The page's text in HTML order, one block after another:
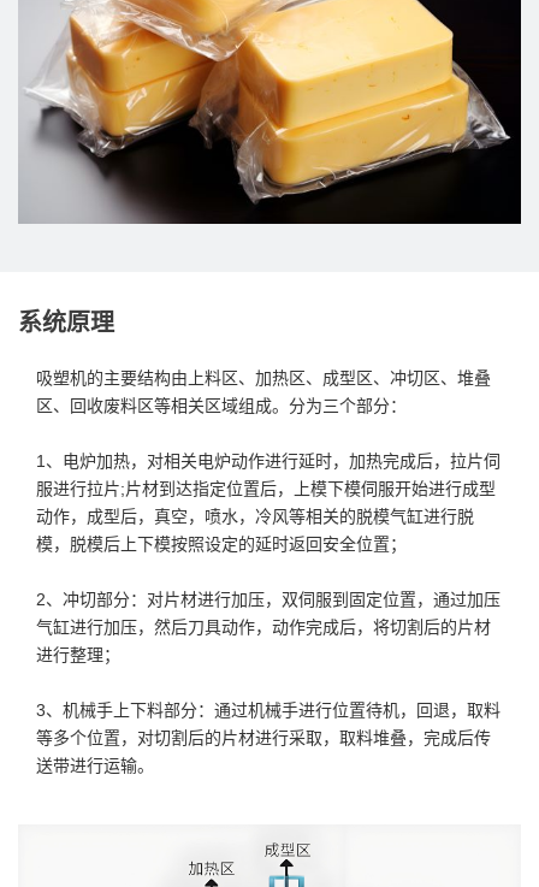
系统原理
吸塑机的主要结构由上料区、加热区、成型区、冲切区、堆叠
区、回收废料区等相关区域组成。分为三个部分：
1、电炉加热，对相关电炉动作进行延时，加热完成后，拉片伺
服进行拉片;片材到达指定位置后，上模下模伺服开始进行成型
动作，成型后，真空，喷水，冷风等相关的脱模气缸进行脱
模，脱模后上下模按照设定的延时返回安全位置；
2、冲切部分：对片材进行加压，双伺服到固定位置，通过加压
气缸进行加压，然后刀具动作，动作完成后，将切割后的片材
进行整理；
3、机械手上下料部分：通过机械手进行位置待机，回退，取料
等多个位置，对切割后的片材进行采取，取料堆叠，完成后传
送带进行运输。